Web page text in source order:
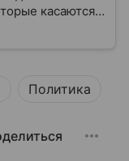
касаются
и
Политика